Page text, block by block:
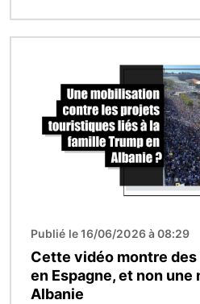
Publié le 16/06/2026 à 08:29
Cette vidéo montre
en Espagne, et non
Albanie